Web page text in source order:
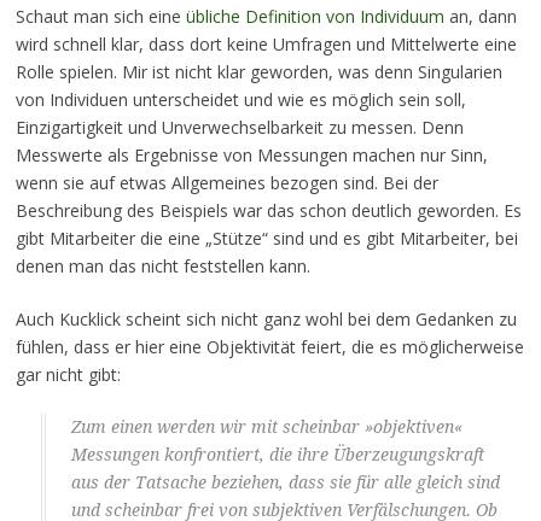
Schaut man sich eine übliche Definition von Individuum an, dann
wird schnell klar, dass dort keine Umfragen und Mittelwerte eine
Rolle spielen. Mir ist nicht klar geworden, was denn Singularien
von Individuen unterscheidet und wie es möglich sein soll,
Einzigartigkeit und Unverwechselbarkeit zu messen. Denn
Messwerte als Ergebnisse von Messungen machen nur Sinn,
wenn sie auf etwas Allgemeines bezogen sind. Bei der
Beschreibung des Beispiels war das schon deutlich geworden. Es
gibt Mitarbeiter die eine „Stütze“ sind und es gibt Mitarbeiter, bei
denen man das nicht feststellen kann.
Auch Kucklick scheint sich nicht ganz wohl bei dem Gedanken zu
fühlen, dass er hier eine Objektivität feiert, die es möglicherweise
gar nicht gibt:
Zum einen werden wir mit scheinbar »objektiven«
Messungen konfrontiert, die ihre Überzeugungskraft
aus der Tatsache beziehen, dass sie für alle gleich sind
und scheinbar frei von subjektiven Verfälschungen. Ob